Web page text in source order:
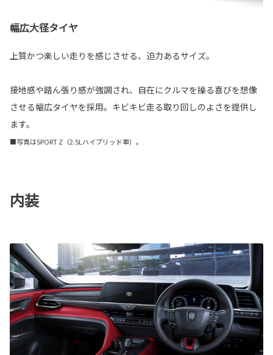
幅広大径タイヤ
上質かつ楽しい走りを感じさせる、迫力あるサイズ。
接地感や踏ん張り感が強調され、自在にクルマを操る喜びを想像
させる幅広タイヤを採用。キビキビ走る取り回しのよさを提供し
ます。
■写真はSPORT Z（2.5Lハイブリッド車）。
内装